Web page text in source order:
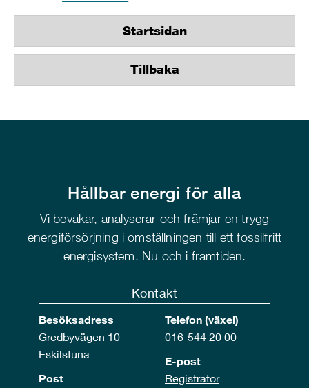
Startsidan
Tillbaka
Hållbar energi för alla
Vi bevakar, analyserar och främjar en trygg
energiförsörjning i omställningen till ett fossilfritt
energisystem. Nu och i framtiden.
Kontakt
Besöksadress
Gredbyvägen 10
Eskilstuna
Post
Telefon (växel)
016-544 20 00
E-post
Registrator